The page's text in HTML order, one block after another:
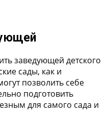
заведующей детского
сады, как и
позволить себе
подготовить
для самого сада и